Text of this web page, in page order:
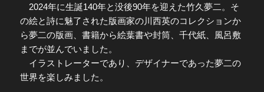
2024年に生誕140年と没後90年を迎えた竹久夢二。そ
の絵と詩に魅了された版画家の川西英のコレクションか
ら夢二の版画、書籍から絵葉書や封筒、千代紙、風呂敷
までが並んでいました。
イラストレーターであり、デザイナーであった夢二の
世界を楽しみました。